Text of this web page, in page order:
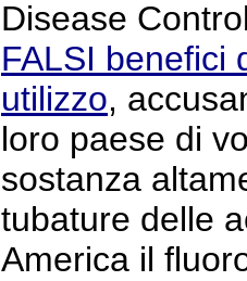
Disease
FALSI benefici
utilizzo,
loro paese di
sostanza
tubature delle
America il